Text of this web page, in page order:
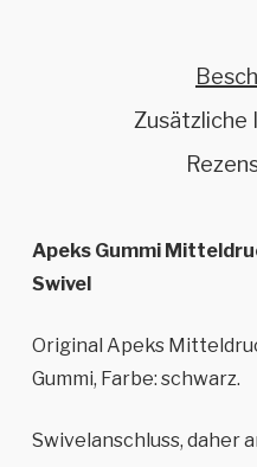
Zusätzliche
Apeks Gummi
Swivel
Original Apeks
Gummi, Farbe: schwarz.
Swivelanschluss, daher